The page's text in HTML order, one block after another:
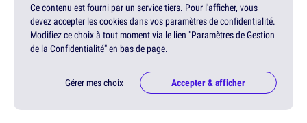
Ce contenu est fourni par un service tiers. Pour l'afficher, vous
devez accepter les cookies dans vos paramètres de confidentialité.
Modifiez ce choix à tout moment via le lien "Paramètres de Gestion
de la Confidentialité" en bas de page.
Gérer mes choix Accepter & afficher